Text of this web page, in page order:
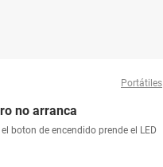
Portátiles
no arranca
boton de encendido prende el LED